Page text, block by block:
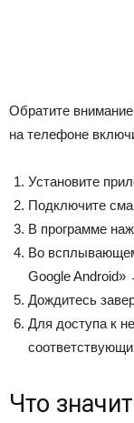
Обратите
на телефоне
Установите
Подключите
В программе
Во
Google
Дождитесь
Для доступа к
Что